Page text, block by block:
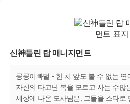
신神들린 탑 매니지먼트
콩콩이빠덜 - 한 치 앞도 볼 수 없는 연
자신의 타고난 복을 모르고 사는 수많
세상에 나온 도사님은, 그들을 스타로